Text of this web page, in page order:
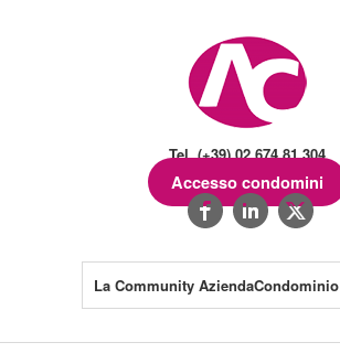
Tel. (+39) 02.674.81.304
Accesso condomini
La Community AziendaCondominio